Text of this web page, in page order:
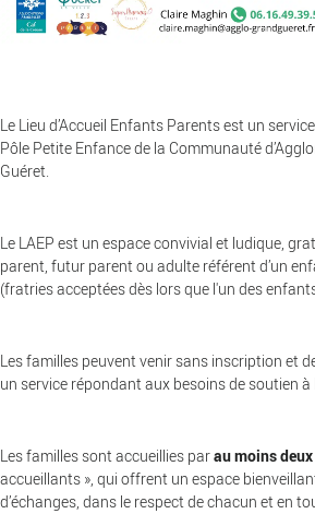
Le Lieu d’Accueil Enfants Parents est un
Pôle Petite Enfance de la Communauté
Guéret.
Le LAEP est un espace convivial et ludique,
parent, futur parent ou adulte référent d’un
(fratries acceptées dès lors que l'un des
Les familles peuvent venir sans inscription et
un service répondant aux besoins de soutien
Les familles sont accueillies parau moins
accueillants », qui offrent un espace
d’échanges, dans le respect de chacun et en